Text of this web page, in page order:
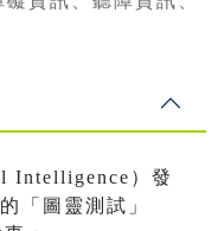
Intelligence）發
「圖靈測試」